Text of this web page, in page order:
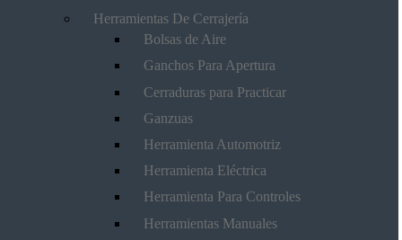
Herramientas De Cerrajería
Bolsas de Aire
Ganchos Para Apertura
Cerraduras para Practicar
Ganzuas
Herramienta Automotriz
Herramienta Eléctrica
Herramienta Para Controles
Herramientas Manuales